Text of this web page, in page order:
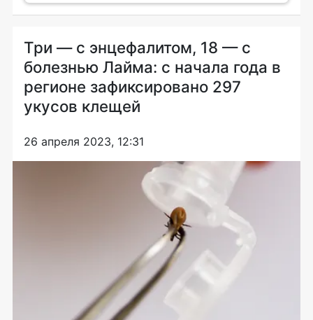
Три — с энцефалитом, 18 — с
болезнью Лайма: с начала года в
регионе зафиксировано 297
укусов клещей
26 апреля 2023, 12:31